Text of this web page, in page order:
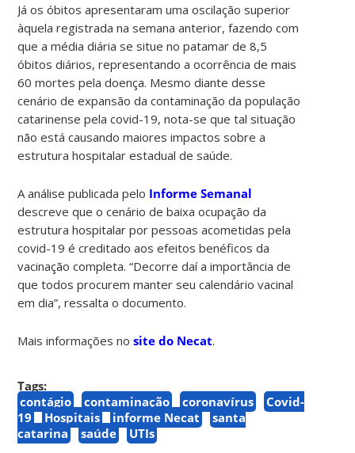
Já os óbitos apresentaram uma oscilação superior
àquela registrada na semana anterior, fazendo com
que a média diária se situe no patamar de 8,5
óbitos diários, representando a ocorrência de mais
60 mortes pela doença. Mesmo diante desse
cenário de expansão da contaminação da população
catarinense pela covid-19, nota-se que tal situação
não está causando maiores impactos sobre a
estrutura hospitalar estadual de saúde.
A análise publicada pelo Informe Semanal
descreve que o cenário de baixa ocupação da
estrutura hospitalar por pessoas acometidas pela
covid-19 é creditado aos efeitos benéficos da
vacinação completa. “Decorre daí a importância de
que todos procurem manter seu calendário vacinal
em dia”, ressalta o documento.
Mais informações nosite do Necat.
Tags:
contágio
contaminação coronavírus
Covid-
19
Hospitais informe Necat
santa
catarina
saúde UTIs